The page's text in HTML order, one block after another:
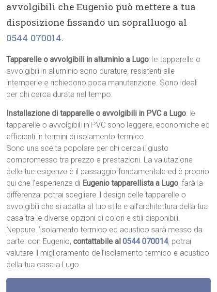
avvolgibili che Eugenio può mettere a tua
disposizione fissando un sopralluogo al
0544 070014.
Tapparelle o avvolgibili in alluminio a Lugo: le tapparelle o
avvolgibili in alluminio sono durature, resistenti alle
intemperie e richiedono poca manutenzione. Sono ideali
per chi cerca durata nel tempo.
Installazione di tapparelle o avvolgibili in PVC a Lugo: le
tapparelle o avvolgibili in PVC sono leggere, economiche ed
efficienti in termini di isolamento termico.
Sono una scelta popolare per chi cerca il giusto
compromesso tra prezzo e prestazioni. La valutazione
delle tue esigenze è il passaggio fondamentale ed è proprio
qui che l’esperienza di Eugenio tapparellista a Lugo, farà la
differenza: potrai scegliere il design delle tapparelle o
avvolgibili che si adatta al tuo stile e all’architettura della tua
casa tra le diverse opzioni di colori e stili disponibili.
Neppure l’isolamento termico ed acustico sarà messo da
parte: con Eugenio,contattabile al0544 070014, potrai
valutare il miglioramento dell’isolamento termico e acustico
della tua casa a Lugo.